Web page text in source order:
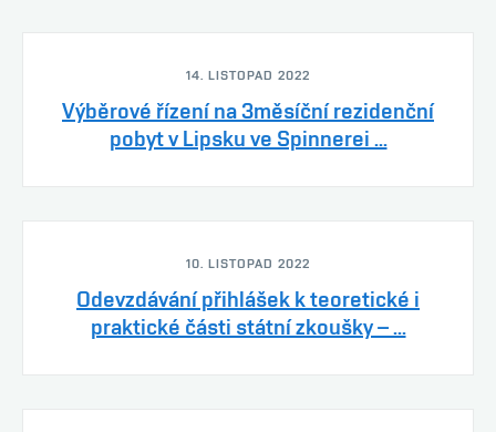
14. LISTOPAD 2022
Výběrové řízení na 3měsíční rezidenční
pobyt v Lipsku ve Spinnerei ...
10. LISTOPAD 2022
Odevzdávání přihlášek k teoretické i
praktické části státní zkoušky – ...